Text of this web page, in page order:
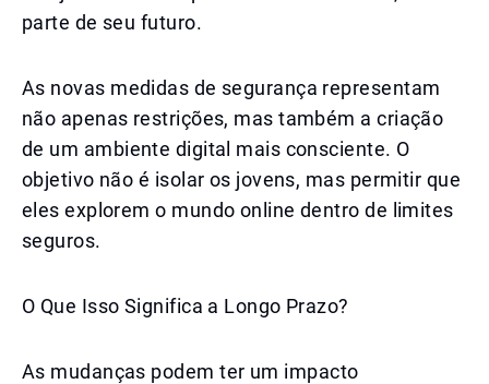
parte de seu futuro.
As novas medidas de segurança representam
não apenas restrições, mas também a criação
de um ambiente digital mais consciente. O
objetivo não é isolar os jovens, mas permitir que
eles explorem o mundo online dentro de limites
seguros.
O Que Isso Significa a Longo Prazo?
As mudanças podem ter um impacto